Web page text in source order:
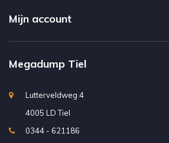
Mijn account
Megadump Tiel
Lutterveldweg 4
4005 LD Tiel
0344 - 621186